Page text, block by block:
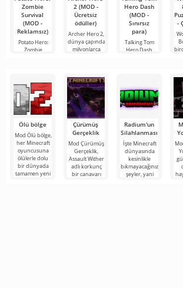
Zombie
Survival
(MOD -
Reklamsız)
Potato Hero:
Zombie
2 (MOD -
Ücretsiz
ödüller)
Archer Hero 2,
dünya çapında
milyonlarca
Hero Dash
(MOD -
Sınırsız
para)
Talking Tom
Hero Dash,
-
Ölü bölge
Mod Ölü bölge,
her Minecraft
oyuncusuna
ölülerle dolu
bir dünyada
tamamen yeni
Çürümüş
Gerçeklik
Mod Çürümüş
Gerçeklik,
Assault Wither
adlı korkunç
bir canavarı
Radium'un
Silahlanması
İşte Minecraft
dünyasında
kesinlikle
bıkmayacağınız
şeyler, yani